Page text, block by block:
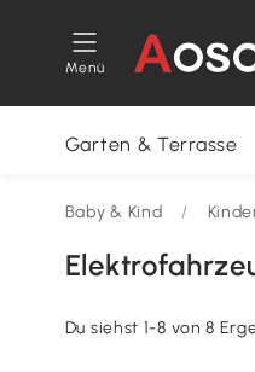
Menü
Garten & Terrasse
Baby & Kind /
Du siehst 1-8 von 8